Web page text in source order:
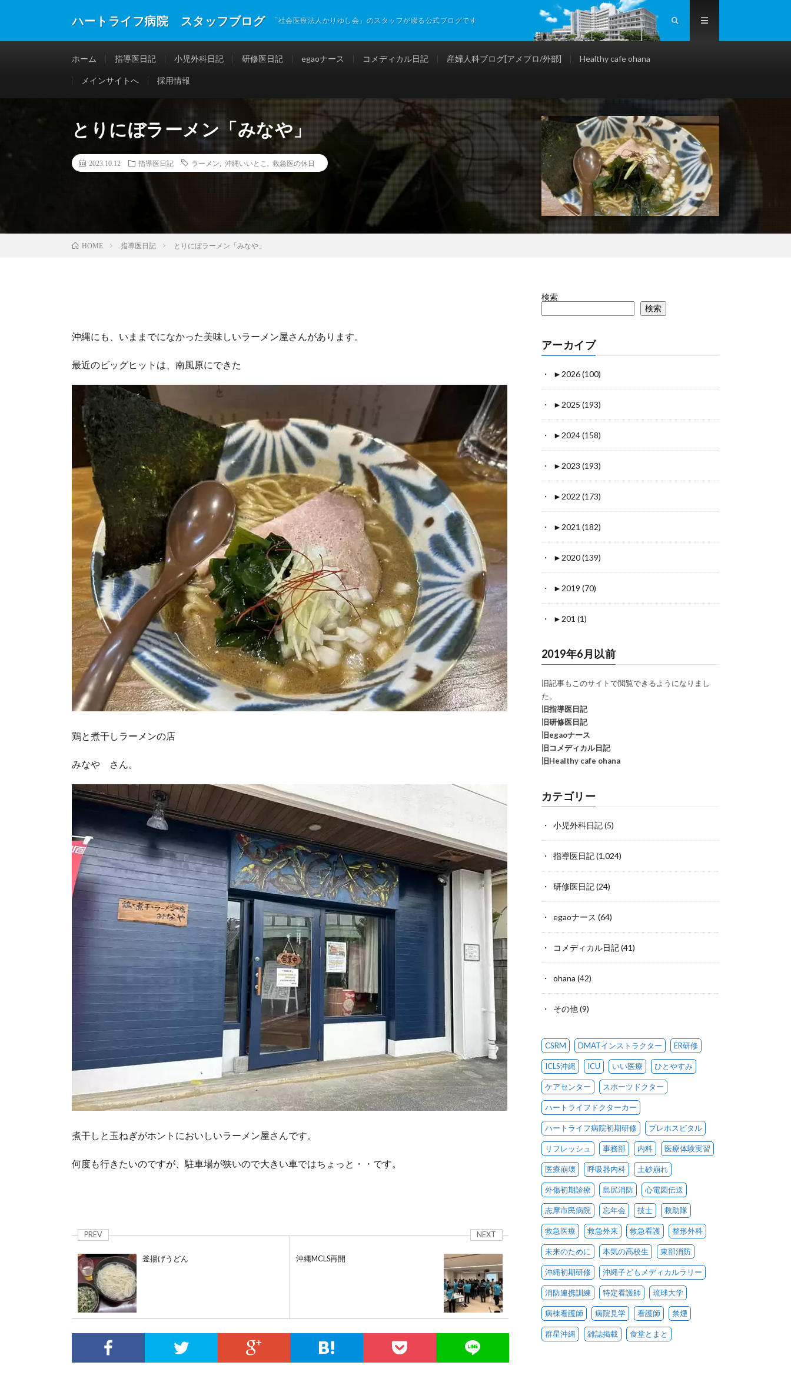
ハートライフ病院 スタッフブログ 「社会医療法人かりゆし会」のスタッフが綴る公式ブログです
ホーム 指導医日記 小児外科日記 研修医日記 egaoナース コメディカル日記 産婦人科ブログ[アメブロ/外部] Healthy cafe ohana
メインサイトへ 採用情報
とりにぼラーメン「みなや」
2023.10.12 指導医日記 ラーメン 沖縄いいとこ 救急医の休日
HOME 指導医日記 とりにぼラーメン「みなや」
沖縄にも、いままでになかった美味しいラーメン屋さんがあります。
最近のビッグヒットは、南風原にできた
鶏と煮干しラーメンの店
みなや さん。
煮干しと玉ねぎがホントにおいしいラーメン屋さんです。
何度も行きたいのですが、駐車場が狭いので大きい車ではちょっと・・です。
PREV
釜揚げうどん
NEXT
沖縄MCLS再開
検索
検索
アーカイブ
► 2026 (100)
► 2025 (193)
► 2024 (158)
► 2023 (193)
► 2022 (173)
► 2021 (182)
► 2020 (139)
► 2019 (70)
► 201 (1)
2019年6月以前
旧記事もこのサイトで閲覧できるようになりまし
た。
旧指導医日記
旧研修医日記
旧egaoナース
旧コメディカル日記
旧Healthy cafe ohana
カテゴリー
小児外科日記(5)
指導医日記(1,024)
研修医日記(24)
egaoナース (64)
コメディカル日記(41)
ohana (42)
その他(9)
CSRM DMATインストラクター ER研修
ICLS沖縄 ICU いい医療 ひとやすみ
ケアセンター スポーツドクター
ハートライフドクターカー
ハートライフ病院初期研修 プレホスピタル
リフレッシュ 事務部 内科 医療体験実習
医療崩壊 呼吸器内科 土砂崩れ
外傷初期診療 島尻消防 心電図伝送
志摩市民病院 忘年会 技士 救助隊
救急医療 救急外来 救急看護 整形外科
未来のために 本気の高校生 東部消防
沖縄初期研修 沖縄子どもメディカルラリー
消防連携訓練 特定看護師 琉球大学
病棟看護師 病院見学 看護師 禁煙
群星沖縄 雑誌掲載 食堂とまと